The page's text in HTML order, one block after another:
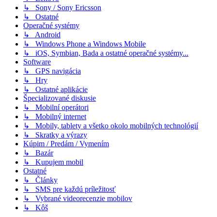
↳ Sony / Sony Ericsson
↳ Ostatné
Operačné systémy
↳ Android
↳ Windows Phone a Windows Mobile
↳ iOS, Symbian, Bada a ostatné operačné systémy...
Software
↳ GPS navigácia
↳ Hry
↳ Ostatné aplikácie
Špecializované diskusie
↳ Mobilní operátori
↳ Mobilný internet
↳ Mobily, tablety a všetko okolo mobilných technológií
↳ Skratky a výrazy
Kúpim / Predám / Vymením
↳ Bazár
↳ Kupujem mobil
Ostatné
↳ Články
↳ SMS pre každú príležitosť
↳ Vybrané videorecenzie mobilov
↳ Kôš